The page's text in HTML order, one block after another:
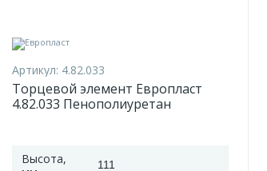
Артикул: 4.82.033
Торцевой элемент Европласт
4.82.033 Пенополиуретан
Высота,
111